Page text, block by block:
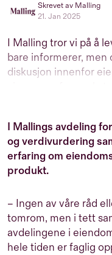
Skrevet av Malling
21. Jan 2025
I Malling tror vi på å
bare informerer, men
diskusjon innenfor
vi oss av erfarne
interne eksperter, til
interessert i
perspektiver som
I Mallings avdeling
og verdivurdering
erfaring om
produkt.
– Ingen av våre råd
tomrom, men i tett
avdelingene i
hele tiden er faglig